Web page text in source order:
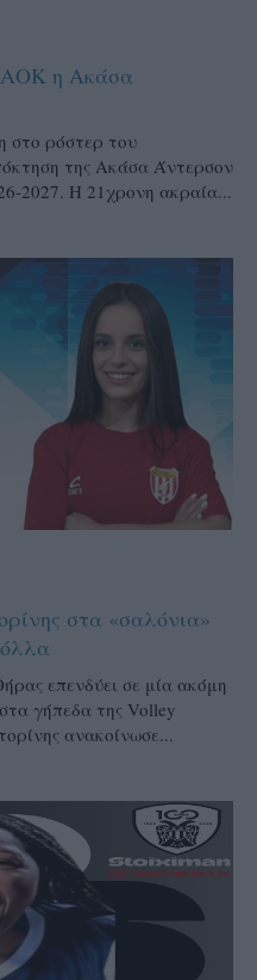
η Ακάσα
στο ρόστερ του
της Ακάσα Άντερσον
2027. Η 21χρονη ακραία...
στα «σαλόνια»
επενδύει σε μία ακόμη
γήπεδα της Volley
ανακοίνωσε...